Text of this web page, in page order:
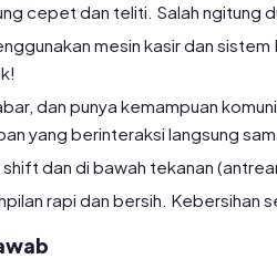
cepet dan teliti. Salah ngitung
mesin kasir dan
dan punya kemampuan
yang berinteraksi langsung
shift dan di bawah tekanan
rapi dan bersih. Kebersihan